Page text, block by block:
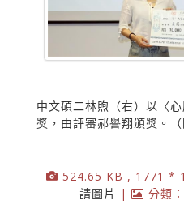
中文碩二林煦（右）以〈
獎，由評審郝譽翔頒獎。（
524.65 KB , 1771 *
請圖片
| 分類：